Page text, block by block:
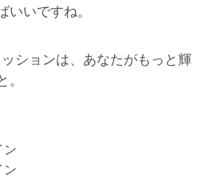
いいですね。
ションは、あなたがもっと輝
ン
ン